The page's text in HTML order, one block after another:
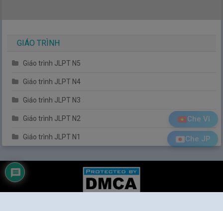
Che JP
Che VI
GIÁO TRÌNH
Giáo trình JLPT N5
Giáo trình JLPT N4
Giáo trình JLPT N3
Giáo trình JLPT N2
Giáo trình JLPT N1